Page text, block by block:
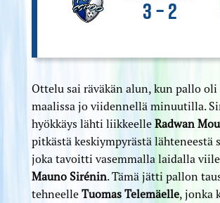
3 – 2
Ottelu sai räväkän alun, kun pallo oli
maalissa jo viidennellä minuutilla.
hyökkäys lähti liikkeelle Radwan
pitkästä keskiympyrästä lähteneestä
joka tavoitti vasemmalla laidalla
Mauno Sirénin. Tämä jätti pallon
tehneelle Tuomas Telemäelle, jonka